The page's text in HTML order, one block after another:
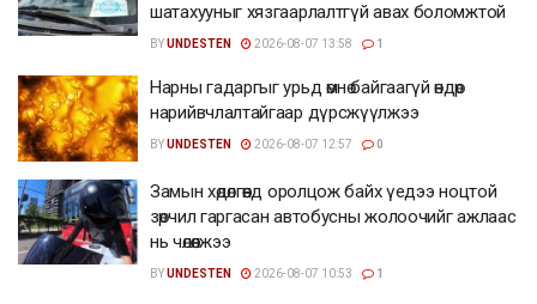
шатахууныг хязгаарлалтгүй авах боломжтой
BYUNDESTEN 2026-08-07 13:58 1
Нарны гадаргыг урьд өмнө байгаагүй өндөр
нарийвчлалтайгаар дүрсжүүлжээ
BYUNDESTEN 2026-08-07 12:57 0
Замын хөдөлгөөнд оролцож байх үедээ ноцтой
зөрчил гаргасан автобусны жолоочийг ажлаас
нь чөлөөлжээ
BYUNDESTEN 2026-08-07 10:53 1